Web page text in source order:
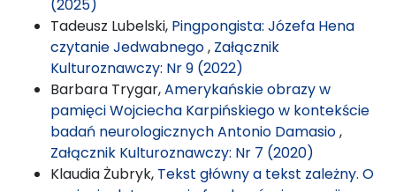
(2025)
Tadeusz Lubelski, Pingpongista: Józefa Hena
czytanie Jedwabnego, Załącznik
Kulturoznawczy: Nr 9 (2022)
Barbara Trygar,Amerykańskie obrazy w
pamięci Wojciecha Karpińskiego w kontekście
badań neurologicznych Antonio Damasio,
Załącznik Kulturoznawczy: Nr 7 (2020)
Klaudia Żubryk, Tekst główny a tekst zależny. O